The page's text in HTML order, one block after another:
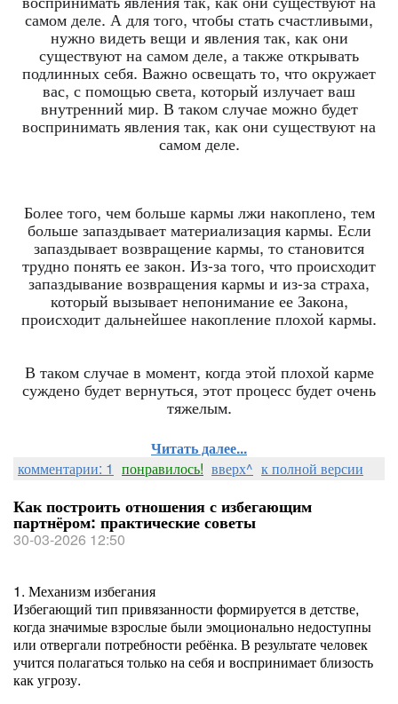
самом деле. А для того, чтобы стать счастливыми,
нужно видеть вещи и явления так, как они
существуют на самом деле, а также открывать
подлинных себя. Важно освещать то, что окружает
вас, с помощью света, который излучает ваш
внутренний мир. В таком случае можно будет
воспринимать явления так, как они существуют на
самом деле.
Более того, чем больше кармы лжи накоплено, тем
больше запаздывает материализация кармы. Если
запаздывает возвращение кармы, то становится
трудно понять ее закон. Из-за того, что происходит
запаздывание возвращения кармы и из-за страха,
который вызывает непонимание ее Закона,
происходит дальнейшее накопление плохой кармы.
В таком случае в момент, когда этой плохой карме
суждено будет вернуться, этот процесс будет очень
тяжелым.
Читать далее...
комментарии: 1 понравилось! вверх^ к полной версии
Как построить отношения с избегающим
партнёром: практические советы
30-03-2026 12:50
1. Механизм избегания
Избегающий тип привязанности формируется в детстве,
когда значимые взрослые были эмоционально недоступны
или отвергали потребности ребёнка. В результате человек
учится полагаться только на себя и воспринимает близость
как угрозу.